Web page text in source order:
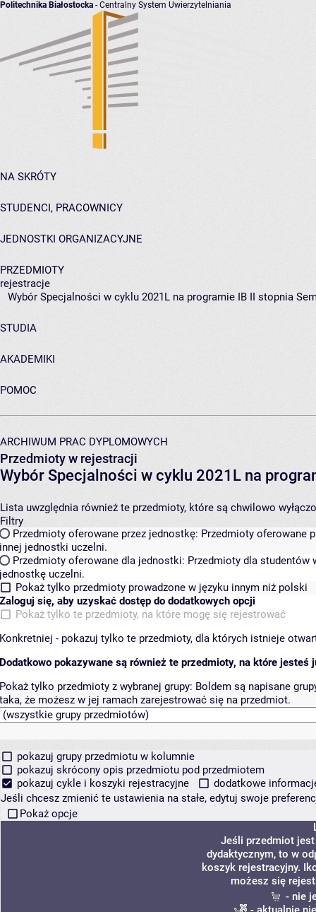
Politechnika Białostocka - Centralny System Uwierzytelniania
NA SKRÓTY
STUDENCI, PRACOWNICY
JEDNOSTKI ORGANIZACYJNE
PRZEDMIOTY
rejestracje
Wybór Specjalności w cyklu 2021L na programie IB II stopnia
STUDIA
AKADEMIKI
POMOC
ARCHIWUM PRAC DYPLOMOWYCH
Przedmioty w rejestracji
Wybór Specjalności w cyklu 2021L na
Lista uwzględnia również te przedmioty, które są chwilowo
Filtry
Przedmioty oferowane przez jednostkę: Przedmioty oferowane
innej jednostki uczelni.
Przedmioty oferowane dla jednostki: Przedmioty dla studentów
jednostkę uczelni.
Pokaż tylko przedmioty prowadzone w języku innym niż polski
Zaloguj się, aby uzyskać dostęp do dodatkowych opcji
Pokaż tylko te przedmioty, na które mogę się rejestrować
Konkretniej - pokazuj tylko te przedmioty, dla których istnieje
Dodatkowo pokazywane są również te przedmioty, na które jesteś
Pokaż tylko przedmioty z wybranej grupy: Boldem są napisane
taka, że możesz w jej ramach zarejestrować się na przedmiot.
pokazuj grupy przedmiotu w kolumnie
pokazuj skrócony opis przedmiotu pod przedmiotem
pokazuj cykle i koszyki rejestracyjne
dodatkowe
Jeśli chcesz zmienić te ustawienia na stałe, edytuj swoje
Pokaż opcje
Jeśli przedmiot
dydaktycznym, to w
koszyk rejestracyjny.
możesz się
- nie